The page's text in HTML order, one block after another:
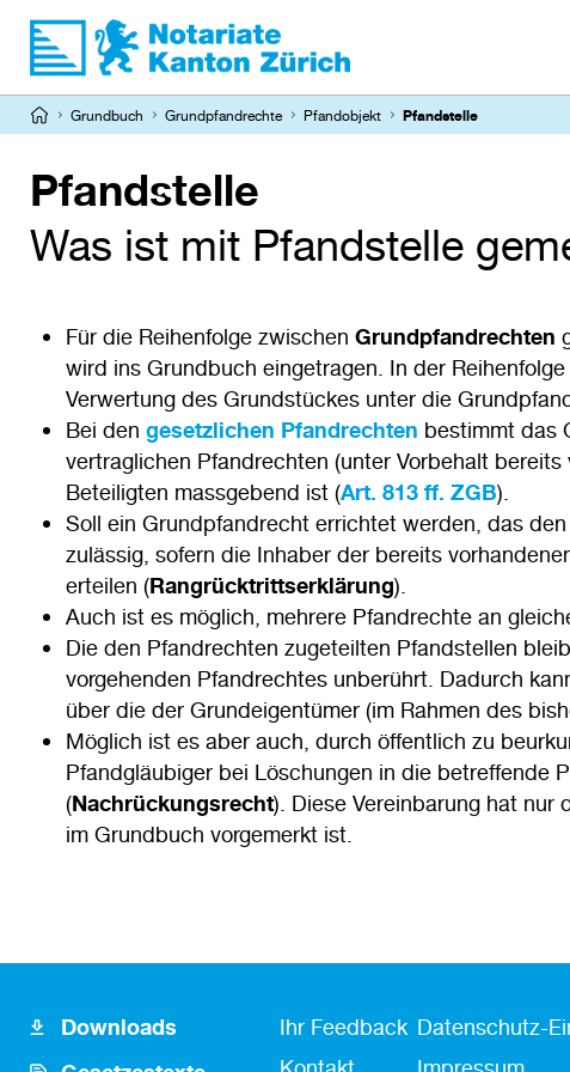
Direkt
zum
Inhalt
Pfadnavigation
Grundbuch Grundpfandrechte Pfandobjekt Pfandstelle
Pfandstelle
Was ist mit Pfandstelle
Für die Reihenfolge zwischen Grundpfandrechten
wird ins Grundbuch eingetragen. In der
Verwertung des Grundstückes unter die
Bei den gesetzlichen Pfandrechten bestimmt das
vertraglichen Pfandrechten (unter Vorbehalt
Beteiligten massgebend ist (Art. 813 ff. ZGB).
Soll ein Grundpfandrecht errichtet werden, das
zulässig, sofern die Inhaber der bereits
erteilen (Rangrücktrittserklärung).
Auch ist es möglich, mehrere Pfandrechte an
Die den Pfandrechten zugeteilten Pfandstellen
vorgehenden Pfandrechtes unberührt. Dadurch
über die der Grundeigentümer (im Rahmen des
Möglich ist es aber auch, durch öffentlich zu
Pfandgläubiger bei Löschungen in die betreffende
(Nachrückungsrecht). Diese Vereinbarung hat nur
im Grundbuch vorgemerkt ist.
Footer
Icon
Downloads
Fusszeile
Kontakt
Ihr Feedback Fußzeile
Datenschutz-